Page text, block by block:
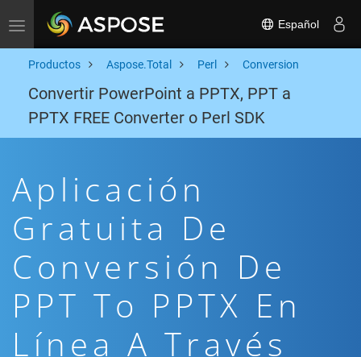
Toggle navigation Español
Productos Aspose.Total Perl Conversion
Convertir PowerPoint a PPTX, PPT a
PPTX FREE Converter o Perl SDK
Aplicación
Gratuita De
Conversión De
PPT To PPTX En
Línea A Través